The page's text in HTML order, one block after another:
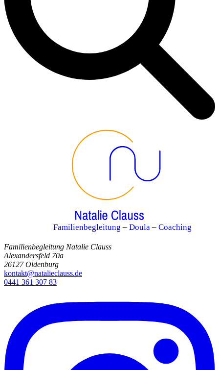
Familienbegleitung – Doula – Coaching
Familienbegleitung Natalie Clauss
Alexandersfeld 70a
26127 Oldenburg
kontakt@natalieclauss.de
0441 361 307 83